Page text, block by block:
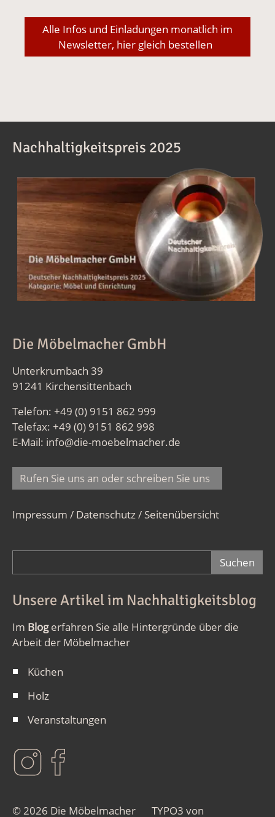
Alle Infos und Einladungen monatlich im
Newsletter, hier gleich bestellen
Nachhaltigkeitspreis 2025
Die Möbelmacher GmbH
Unterkrumbach 39
91241 Kirchensittenbach
Telefon: +49 (0) 9151 862 999
Telefax: +49 (0) 9151 862 998
E-Mail: info@die-moebelmacher.de
Rufen Sie uns an oder schreiben Sie uns
Impressum / Datenschutz/ Seitenübersicht
Unsere Artikel im Nachhaltigkeitsblog
Im Blogerfahren Sie alle Hintergründe über die
Arbeit der Möbelmacher
Küchen
Holz
Veranstaltungen
© 2026 Die Möbelmacher TYPO3 von